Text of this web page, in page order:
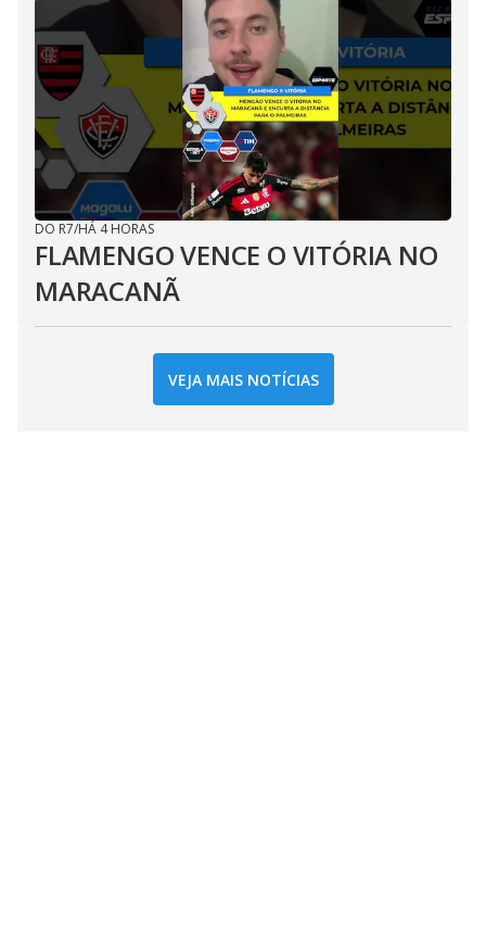
DO R7/HÁ 4 HORAS
FLAMENGO VENCE O VITÓRIA NO
MARACANÃ
VEJA MAIS NOTÍCIAS